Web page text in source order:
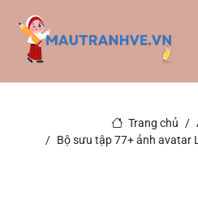
Trang chủ
Bộ sưu tập 77+ ảnh avatar